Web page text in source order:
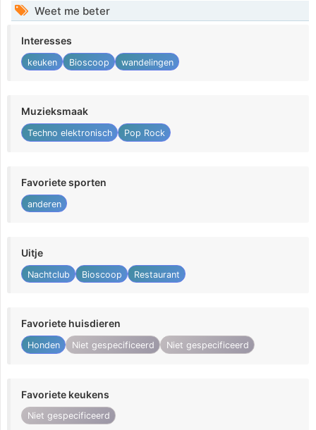
Weet me beter
Interesses
keuken Bioscoop wandelingen
Muzieksmaak
Techno elektronisch Pop Rock
Favoriete sporten
anderen
Uitje
Nachtclub Bioscoop Restaurant
Favoriete huisdieren
Honden Niet gespecificeerd Niet gespecificeerd
Favoriete keukens
Niet gespecificeerd